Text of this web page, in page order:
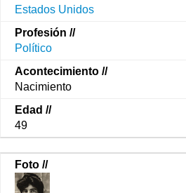
Estados Unidos
Político
Nacimiento
49